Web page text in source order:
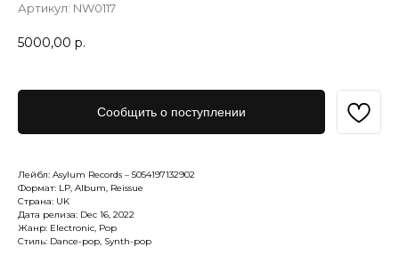
Артикул: NW0117
5000,00 р.
Сообщить о поступлении
Лейбл: Asylum Records – 5054197132902
Формат: LP, Album, Reissue
Страна: UK
Дата релиза: Dec 16, 2022
Жанр: Electronic, Pop
Стиль: Dance-pop, Synth-pop